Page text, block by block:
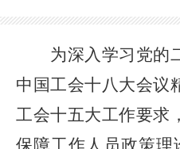
为深入学习党的
中国工会十八大会议
工会十五大工作要求
保障工作人员政策理